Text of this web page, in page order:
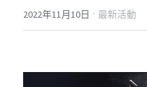
NEW.眼鏡店銷售點
2022年11月10日 · 最新活動